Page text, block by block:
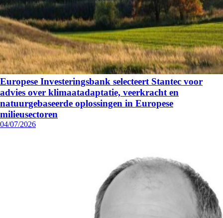
Europese Investeringsbank selecteert Stantec voor
advies over klimaatadaptatie, veerkracht en
natuurgebaseerde oplossingen in Europese
milieusectoren
04/07/2026